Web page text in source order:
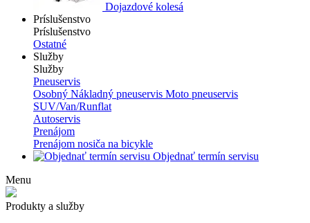
Dojazdové kolesá
Príslušenstvo
Príslušenstvo
Ostatné
Služby
Služby
Pneuservis
Osobný Nákladný pneuservis Moto pneuservis
SUV/Van/Runflat
Autoservis
Prenájom
Prenájom nosiča na bicykle
Objednať termín servisu
Menu
Produkty a služby